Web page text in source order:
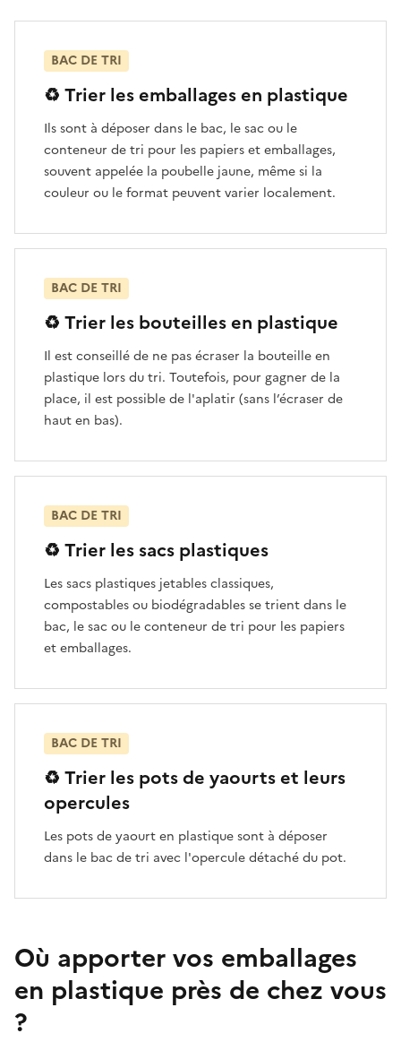
♻️ Trier les emballages en plastique
Ils sont à déposer dans le bac, le sac ou le
conteneur de tri pour les papiers et emballages,
souvent appelée la poubelle jaune, même si la
couleur ou le format peuvent varier localement.
BAC DE TRI
♻️ Trier les bouteilles en plastique
Il est conseillé de ne pas écraser la bouteille en
plastique lors du tri. Toutefois, pour gagner de la
place, il est possible de l'aplatir (sans l’écraser de
haut en bas).
BAC DE TRI
♻️ Trier les sacs plastiques
Les sacs plastiques jetables classiques,
compostables ou biodégradables se trient dans le
bac, le sac ou le conteneur de tri pour les papiers
et emballages.
BAC DE TRI
♻️ Trier les pots de yaourts et leurs
opercules
Les pots de yaourt en plastique sont à déposer
dans le bac de tri avec l'opercule détaché du pot.
BAC DE TRI
Où apporter vos emballages
en plastique près de chez vous
?